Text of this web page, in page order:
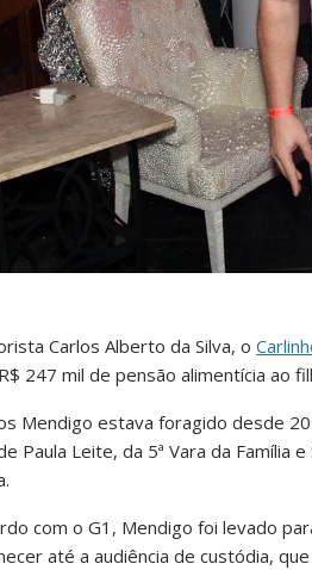
Carlos Alberto da Silva, o
247 mil de pensão alimentícia ao
Mendigo estava foragido desde
Paula Leite, da 5ª Vara da Família
com o G1, Mendigo foi levado
até a audiência de custódia,